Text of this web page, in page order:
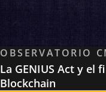
OBSERVATORIO
La GENIUS Act y el
Blockchain